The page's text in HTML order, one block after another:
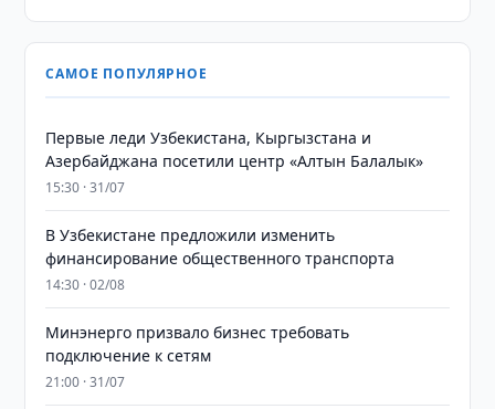
САМОЕ ПОПУЛЯРНОЕ
Первые леди Узбекистана, Кыргызстана и
Азербайджана посетили центр «Алтын Балалык»
15:30 · 31/07
В Узбекистане предложили изменить
финансирование общественного транспорта
14:30 · 02/08
Минэнерго призвало бизнес требовать
подключение к сетям
21:00 · 31/07